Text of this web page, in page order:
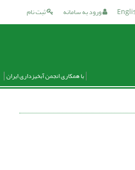
ثبت نام ورود به سامانه
با همکاری انجمن آبخیزداری ایران